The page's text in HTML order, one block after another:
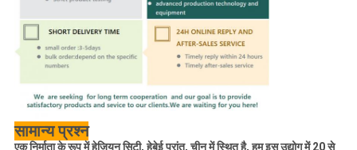
सामान्य प्रश्न
एक निर्माता के रूप में हेजियन सिटी, हेबेई प्रांत, चीन में स्थित है, हम इस उद्योग में 20 से